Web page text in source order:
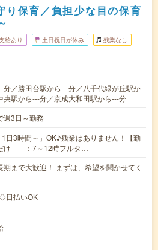
り保育／負担少な目の保育
給あり 土日祝日が休み 残業なし
分／勝田台駅から---分／八千代緑が丘駅か
央駅から---分／京成大和田駅から---分
週3日～勤務
日3時間～」OK♪残業はありません！【勤
け ：7～12時フルタ…
期まで大歓迎！ まずは、希望を聞かせてく
払いOK